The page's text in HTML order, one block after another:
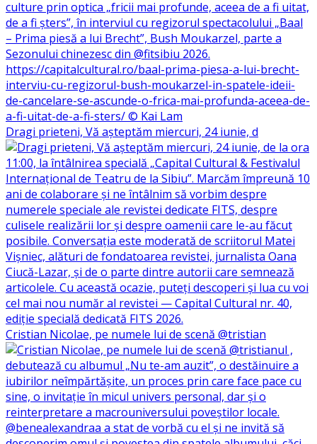
Dragi prieteni, Vă așteptăm miercuri, 24 iunie, d
Cristian Nicolae, pe numele lui de scenă @tristian